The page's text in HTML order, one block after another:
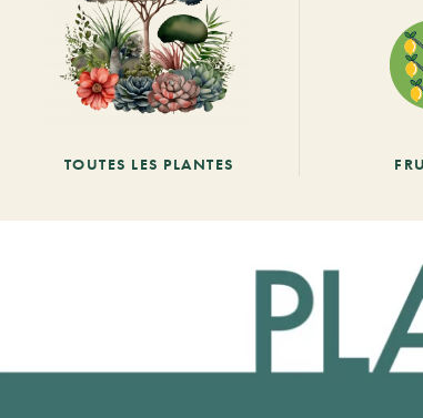
TOUTES LES PLANTES